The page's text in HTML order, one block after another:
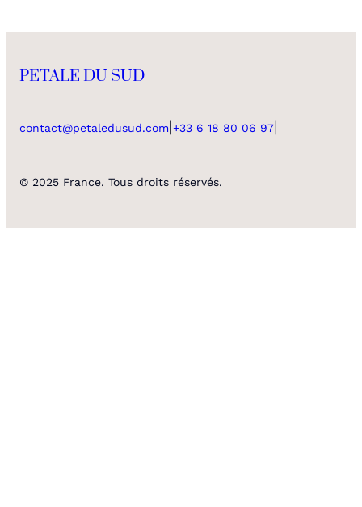
PETALE DU SUD
contact@petaledusud.com +33 6 18 80 06 97
© 2025 France. Tous droits réservés.